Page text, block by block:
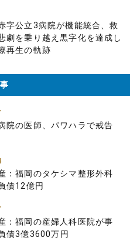
字公立3病院が機能統合、救
劇を乗り越え黒字化を達成し
再生の軌跡
院の医師、パワハラで戒告
：福岡のタケシマ整形外科
債12億円
：福岡の産婦人科医院が事
債3億3600万円